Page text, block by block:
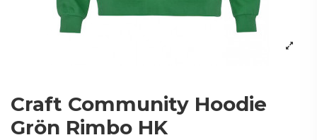
Craft Community Hoodie
Grön Rimbo HK